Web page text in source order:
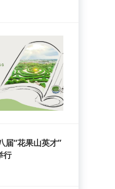
届“花果山英才”
行